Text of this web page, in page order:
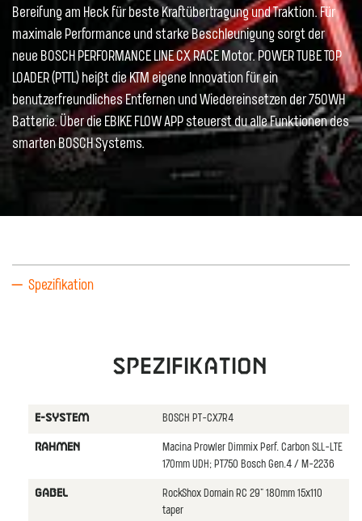
Bereifung am Heck für beste Kraftübertragung und Traktion. Für
maximale Performance und starke Beschleunigung sorgt der
neue BOSCH PERFORMANCE LINE CX RACE Motor. POWER TUBE TOP
LOADER (PTTL) heißt die KTM eigene Innovation für ein
benutzerfreundliches Entfernen und Wiedereinsetzen der 750WH
Batterie. Über die EBIKE FLOW APP steuerst du alle Funktionen des
smarten BOSCH Systems.
Spezifikation
Spezifikation
E-SYSTEM BOSCH PT-CX7R4
RAHMEN
Macina Prowler Dimmix Perf. Carbon SLL-LTE
170mm UDH; PT750 Bosch Gen.4 / M-2236
GABEL
RockShox Domain RC 29" 180mm 15x110
taper